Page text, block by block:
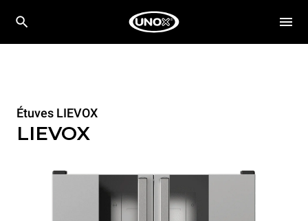
Étuves LIEVOX
LIEVOX